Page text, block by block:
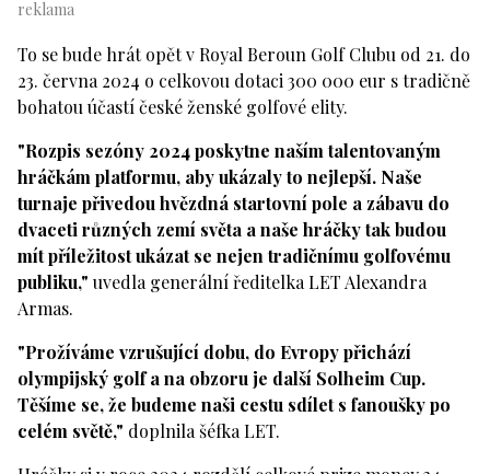
To se bude hrát opět v Royal Beroun Golf Clubu od 21. do
23. června 2024 o celkovou dotaci 300 000 eur s tradičně
bohatou účastí české ženské golfové elity.
"Rozpis sezóny 2024 poskytne naším talentovaným
hráčkám platformu, aby ukázaly to nejlepší. Naše
turnaje přivedou hvězdná startovní pole a zábavu do
dvaceti různých zemí světa a naše hráčky tak budou
mít příležitost ukázat se nejen tradičnímu golfovému
publiku," uvedla generální ředitelka LET Alexandra
Armas.
"Prožíváme vzrušující dobu, do Evropy přichází
olympijský golf a na obzoru je další Solheim Cup.
Těšíme se, že budeme naši cestu sdílet s fanoušky po
celém světě," doplnila šéfka LET.